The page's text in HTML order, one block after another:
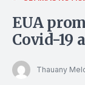
EUA
Covid-19
Thauany